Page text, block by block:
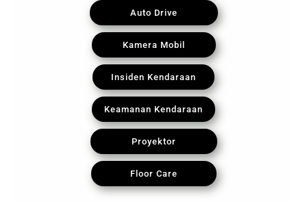
Auto Drive
Kamera Mobil
Insiden Kendaraan
Keamanan Kendaraan
Proyektor
Floor Care